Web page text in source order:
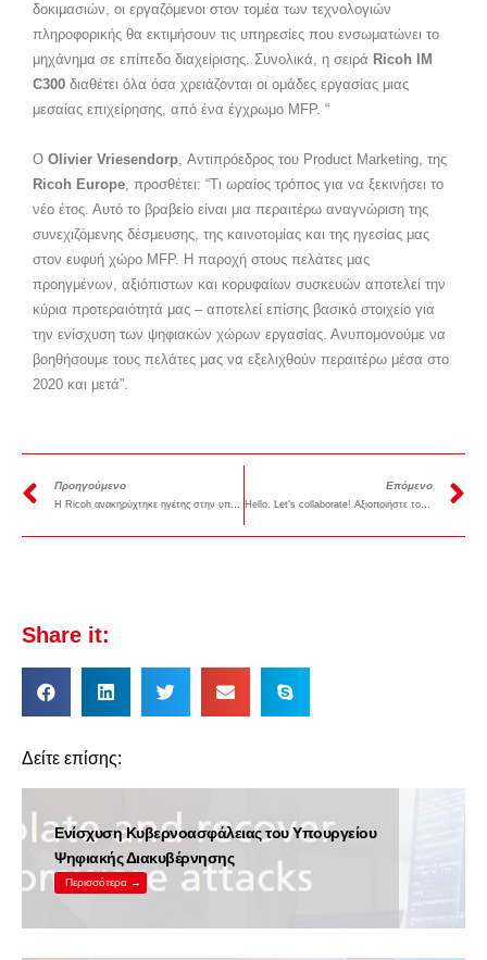
δοκιμασιών, οι εργαζόμενοι στον τομέα των τεχνολογιών
πληροφορικής θα εκτιμήσουν τις υπηρεσίες που ενσωματώνει το
μηχάνημα σε επίπεδο διαχείρισης. Συνολικά, η σειρά Ricoh IM
C300 διαθέτει όλα όσα χρειάζονται οι ομάδες εργασίας μιας
μεσαίας επιχείρησης, από ένα έγχρωμο MFP. “
Ο Olivier Vriesendorp , Αντιπρόεδρος του Product Marketing, της
Ricoh Europe , προσθέτει: “Τι ωραίος τρόπος για να ξεκινήσει το
νέο έτος. Αυτό το βραβείο είναι μια περαιτέρω αναγνώριση της
συνεχιζόμενης δέσμευσης, της καινοτομίας και της ηγεσίας μας
στον ευφυή χώρο MFP. Η παροχή στους πελάτες μας
προηγμένων, αξιόπιστων και κορυφαίων συσκευών αποτελεί την
κύρια προτεραιότητά μας – αποτελεί επίσης βασικό στοιχείο για
την ενίσχυση των ψηφιακών χώρων εργασίας. Ανυπομονούμε να
βοηθήσουμε τους πελάτες μας να εξελιχθούν περαιτέρω μέσα στο
2020 και μετά”.
Προηγούμενο
Η Ricoh ανακηρύχτηκε ηγέτης στην υπηρεσία Managed Print Services από την Quocirca για όγδοη χρονιά
Επόμενο
Hello. Let’s collaborate! Αξιοποιήστε τους σύγχρονους τρόπους παρουσίασης και επικοινωνίας από απόσταση!!!
Share it:
Δείτε επίσης:
Ενίσχυση Κυβερνοασφάλειας του Υπουργείου
Ψηφιακής Διακυβέρνησης
Περισσότερα →